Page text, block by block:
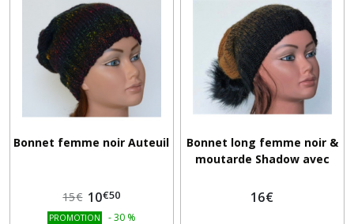
Bonnet femme noir Auteuil
15€ 10€50
PROMOTION -30 %
Bonnet long femme noir &
moutarde Shadow avec
16€